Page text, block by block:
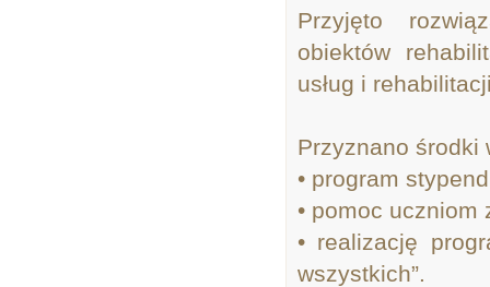
Przyjęto
obiektów
usług i
Przyznano środki
• program
• pomoc uczniom
• realizację
wszystkich”.